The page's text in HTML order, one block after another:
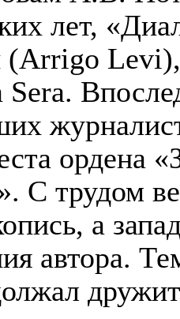
лет,
(Arrigo Levi
.
ордена
С трудом
а
автора.